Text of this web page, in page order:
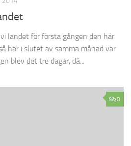
landet för första gången den här
här i slutet av samma månad var
blev det tre dagar, då...
0